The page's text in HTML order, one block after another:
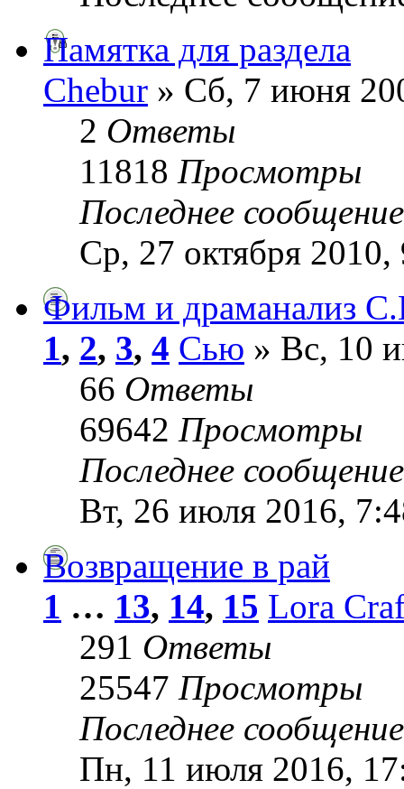
Памятка для раздела
Chebur » Сб, 7 июня
2 Ответы
11818 Просмотры
Последнее
Ср, 27 октября 2010,
Фильм и драманализ
1, 2, 3, 4 Сью » Вс, 10
66 Ответы
69642 Просмотры
Последнее
Вт, 26 июля 2016,
Возвращение в рай
1 … 13, 14, 15 Lora
291 Ответы
25547 Просмотры
Последнее
Пн, 11 июля 2016,